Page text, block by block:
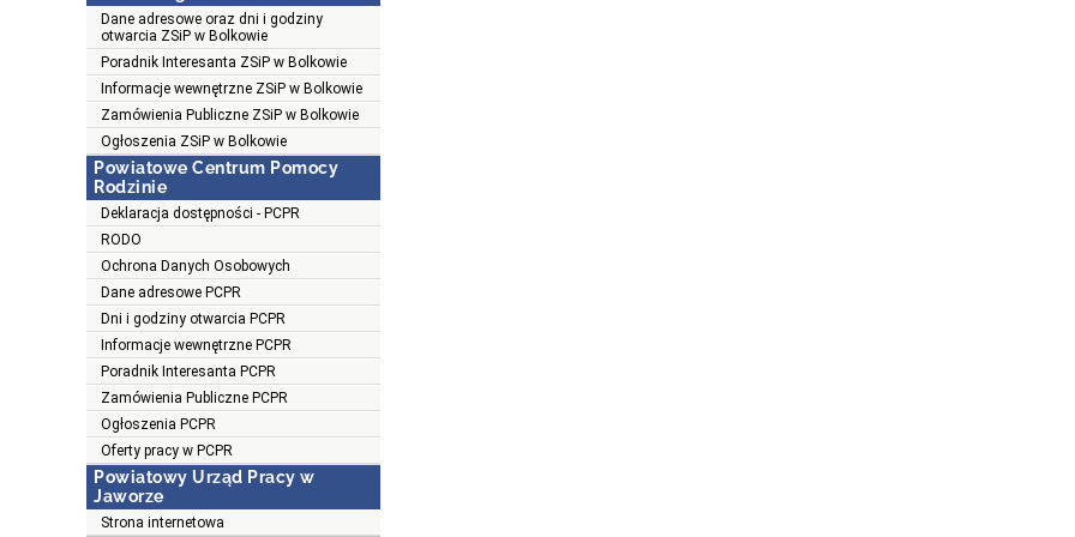
Dane adresowe oraz dni i godziny
otwarcia ZSiP w Bolkowie
Poradnik Interesanta ZSiP w Bolkowie
Informacje wewnętrzne ZSiP w Bolkowie
Zamówienia Publiczne ZSiP w Bolkowie
Ogłoszenia ZSiP w Bolkowie
Powiatowe Centrum Pomocy
Rodzinie
Deklaracja dostępności - PCPR
RODO
Ochrona Danych Osobowych
Dane adresowe PCPR
Dni i godziny otwarcia PCPR
Informacje wewnętrzne PCPR
Poradnik Interesanta PCPR
Zamówienia Publiczne PCPR
Ogłoszenia PCPR
Oferty pracy w PCPR
Powiatowy Urząd Pracy w
Jaworze
Strona internetowa